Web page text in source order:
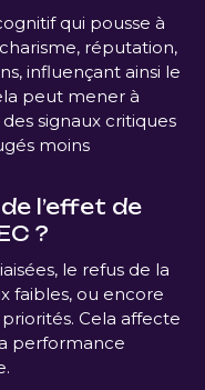
qui pousse à
réputation,
influençant ainsi le
peut mener à
signaux critiques
moins
l’effet de
?
le refus de la
faibles, ou encore
Cela affecte
performance